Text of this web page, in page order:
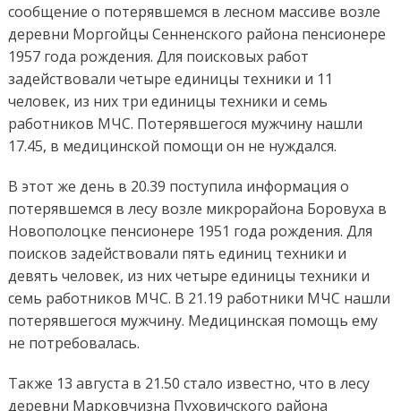
сообщение о потерявшемся в лесном массиве возле
деревни Моргойцы Сенненского района пенсионере
1957 года рождения. Для поисковых работ
задействовали четыре единицы техники и 11
человек, из них три единицы техники и семь
работников МЧС. Потерявшегося мужчину нашли
17.45, в медицинской помощи он не нуждался.
В этот же день в 20.39 поступила информация о
потерявшемся в лесу возле микрорайона Боровуха в
Новополоцке пенсионере 1951 года рождения. Для
поисков задействовали пять единиц техники и
девять человек, из них четыре единицы техники и
семь работников МЧС. В 21.19 работники МЧС нашли
потерявшегося мужчину. Медицинская помощь ему
не потребовалась.
Также 13 августа в 21.50 стало известно, что в лесу
деревни Марковчизна Пуховичского района